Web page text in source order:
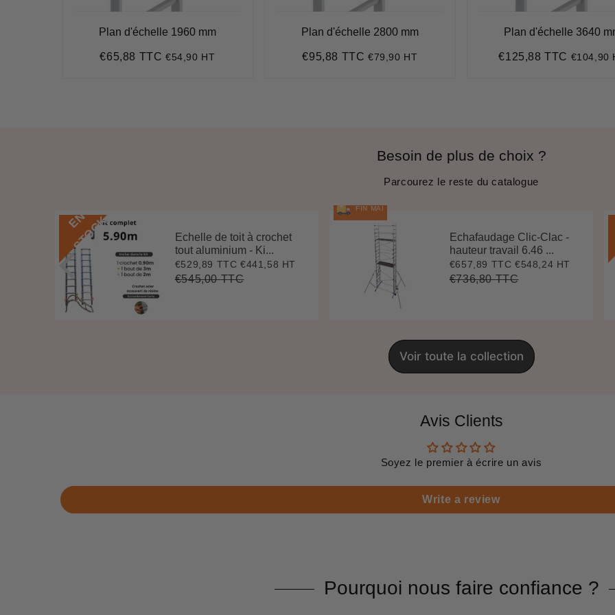
Plan d'échelle 1960 mm
Prix
€65,88 TTC€65,88
€54,90 HT
Plan d'échelle 2800 mm
Prix
€95,88 TTC€95,88
€79,90 HT
Plan d'échelle 3640
Prix
€125,88 TTC €125,88
€104,90
Besoin de plus de choix ?
Parcourez le reste du catalogue
E
N
S
T
O
C
K
Echelle de toit à crochet
tout aluminium - Ki...
Prix
réduit
€529,89 TTC €529,89
€441,58 HT
Prix
€545,00 TTC€545,00
FIN MAI
Echafaudage Clic-Clac -
hauteur travail 6.46 ...
Prix
réduit
€657,89 TTC €657,89
€548,24 HT
Prix
€736,80 TTC€736,80
Voir toute la collection
Avis Clients
Soyez le premier à écrire un avis
Write a review
Pourquoi nous faire confiance ?